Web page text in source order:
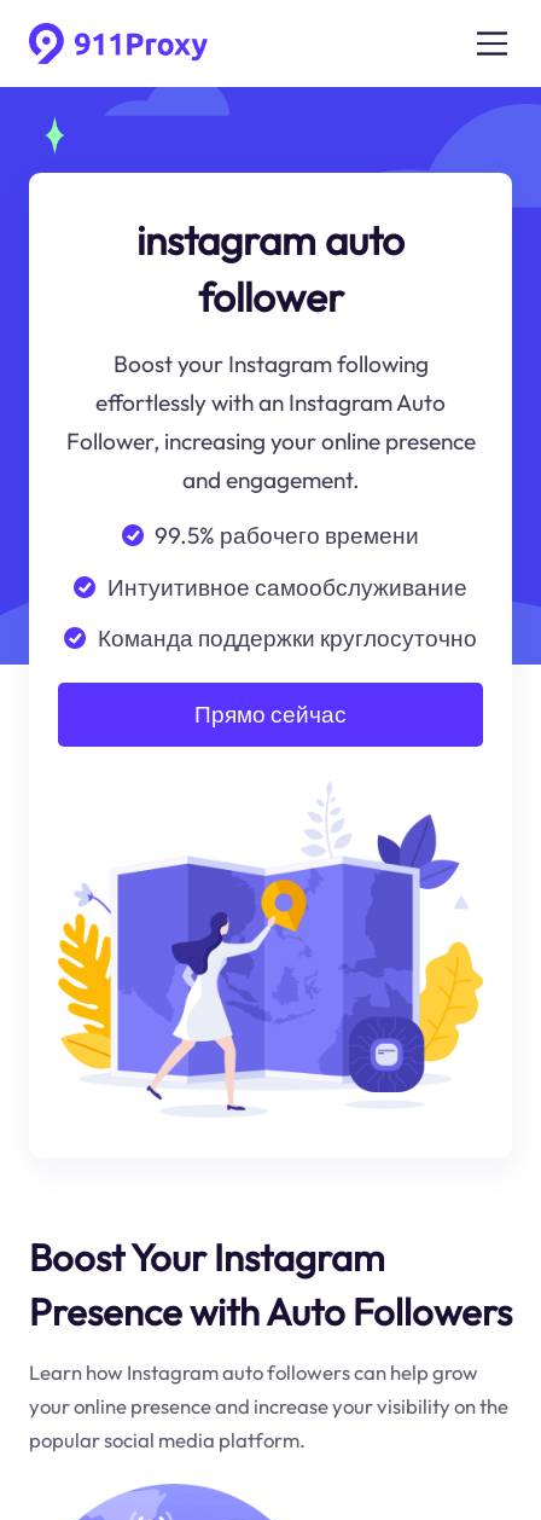
instagram auto
follower
Boost your Instagram following
effortlessly with an Instagram Auto
Follower, increasing your online presence
and engagement.
99.5% рабочего времени
Интуитивное самообслуживание
Команда поддержки круглосуточно
Прямо сейчас
Boost Your Instagram
Presence with Auto Followers
Learn how Instagram auto followers can help grow
your online presence and increase your visibility on the
popular social media platform.